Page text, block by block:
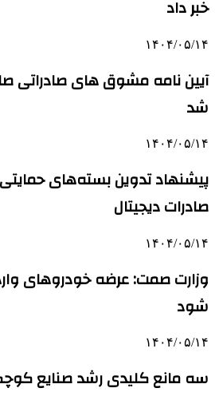
خبر داد
۱۴۰۴/۰۵/۱۴
آیین نامه مشوق های صادراتی
شد
۱۴۰۴/۰۵/۱۴
پیشنهاد تدوین بسته‌های
صادرات دیجیتال
۱۴۰۴/۰۵/۱۴
وزارت صمت: عرضه خودروهای
شود
۱۴۰۴/۰۵/۱۴
سه مانع کلیدی رشد صنایع کوچک